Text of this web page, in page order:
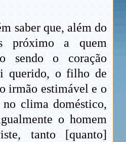
saber que, além do
próximo a quem
sendo o coração
querido, o filho de
irmão estimável e o
clima doméstico,
o homem
tanto [quanto]